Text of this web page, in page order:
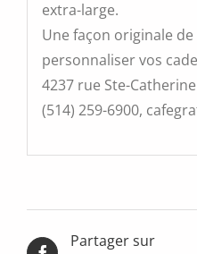
extra-large.
Une façon originale
personnaliser vos
4237 rue Ste-
(514) 259-6900,
Partager sur